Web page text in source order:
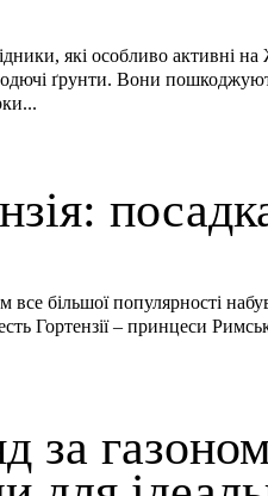
які особливо активні
ґрунти. Вони
все більшої популярності
Гортензії – принцеси
за